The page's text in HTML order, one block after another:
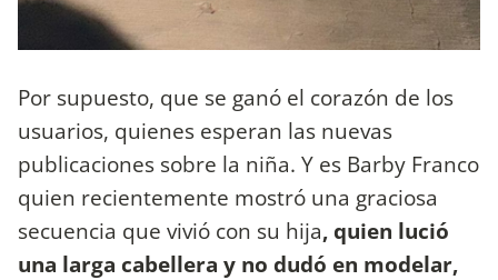
Por supuesto, que se ganó el corazón de los
usuarios, quienes esperan las nuevas
publicaciones sobre la niña. Y es Barby Franco
quien recientemente mostró una graciosa
secuencia que vivió con su hija, quien lució
una larga cabellera y no dudó en modelar,